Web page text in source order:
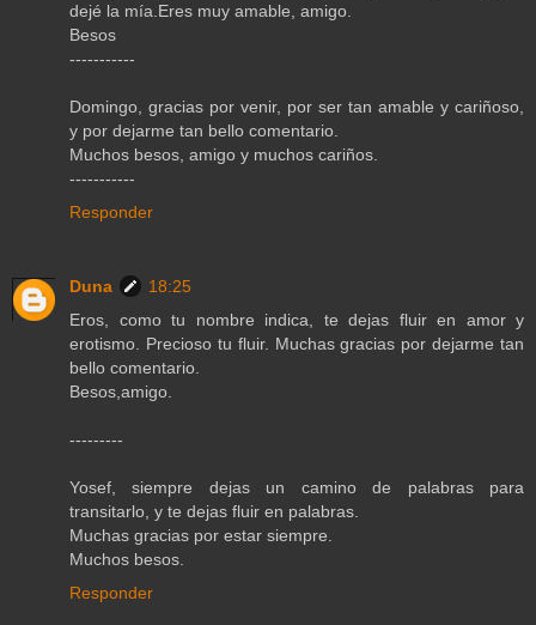
dejé la mía.Eres muy amable, amigo.
Besos
-----------
Domingo, gracias por venir, por ser tan amable y cariñoso,
y por dejarme tan bello comentario.
Muchos besos, amigo y muchos cariños.
-----------
Responder
Duna
18:25
Eros, como tu nombre indica, te dejas fluir en amor y
erotismo. Precioso tu fluir. Muchas gracias por dejarme tan
bello comentario.
Besos,amigo.
---------
Yosef, siempre dejas un camino de palabras para
transitarlo, y te dejas fluir en palabras.
Muchas gracias por estar siempre.
Muchos besos.
Responder